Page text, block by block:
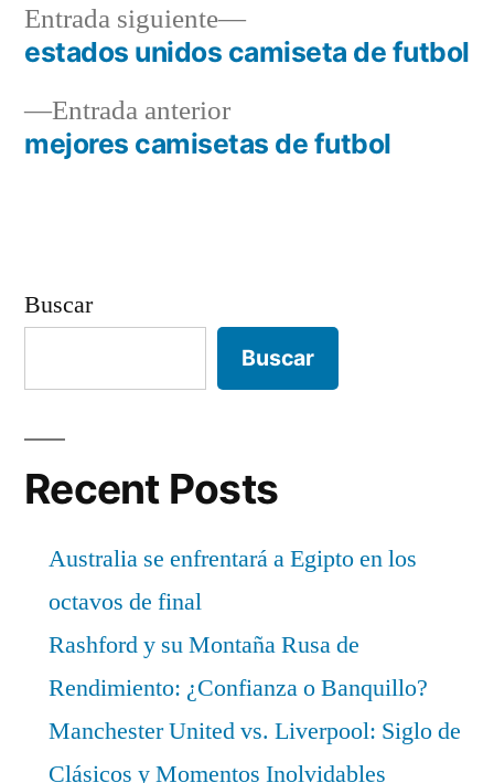
Navegación
de
entradas
Entrada anteriorEntrada
anterior:
mejores camisetas de futbol
Entrada siguiente
Entrada
siguiente:
estados unidos camiseta de futbol
Buscar
Buscar
Recent Posts
Australia se enfrentará a Egipto en los
octavos de final
Rashford y su Montaña Rusa de
Rendimiento: ¿Confianza o Banquillo?
Manchester United vs. Liverpool: Siglo de
Clásicos y Momentos Inolvidables